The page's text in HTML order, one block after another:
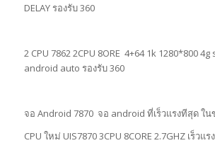
DELAY รองรับ 360
2 CPU 7862 2CPU 8ORE 4+64 1k 1280*800
android auto รองรับ 360
จอ Android 7870 จอ android ที่เร็วแรงทีสุด ใ
CPU ใหม่ UIS7870 3CPU 8CORE 2.7GHZ เร็วแ